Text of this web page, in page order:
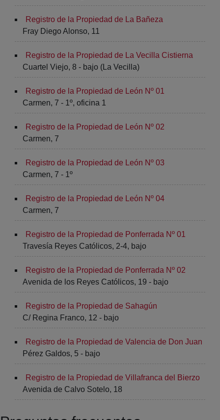
Registro de la Propiedad de La Bañeza
Fray Diego Alonso, 11
Registro de la Propiedad de La Vecilla Cistierna
Cuartel Viejo, 8 - bajo (La Vecilla)
Registro de la Propiedad de León Nº 01
Carmen, 7 - 1º, oficina 1
Registro de la Propiedad de León Nº 02
Carmen, 7
Registro de la Propiedad de León Nº 03
Carmen, 7 - 1º
Registro de la Propiedad de León Nº 04
Carmen, 7
Registro de la Propiedad de Ponferrada Nº 01
Travesía Reyes Católicos, 2-4, bajo
Registro de la Propiedad de Ponferrada Nº 02
Avenida de los Reyes Católicos, 19 - bajo
Registro de la Propiedad de Sahagún
C/ Regina Franco, 12 - bajo
Registro de la Propiedad de Valencia de Don Juan
Pérez Galdos, 5 - bajo
Registro de la Propiedad de Villafranca del Bierzo
Avenida de Calvo Sotelo, 18